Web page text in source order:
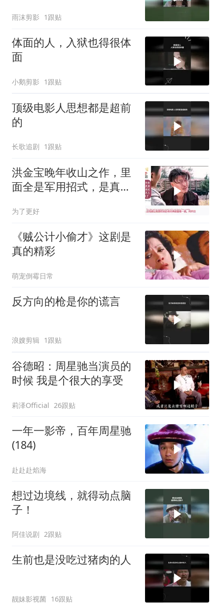
雨沫剪影 1跟贴
体面的人，入狱也得很体
面
小鹅剪影 1跟贴
顶级电影人思想都是超前
的
长歌追剧 1跟贴
洪金宝晚年收山之作，里
面全是军用招式，是真正
为了更好
《贼公计小偷才》这剧是
真的精彩
萌宠倒霉日常
反方向的枪是你的谎言
浪嫂剪辑 1跟贴
谷德昭：周星驰当演员的
时候 我是个很大的享受
莉泽Official 26跟贴
一年一影帝，百年周星驰
(184)
赴赴赴焰海
想过边境线，就得动点脑
子！
阿佳说剧 2跟贴
生前也是没吃过猪肉的人
靓妹影视菌 16跟贴